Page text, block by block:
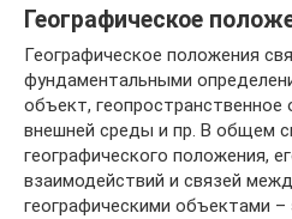
Географическое
Географическое положения
фундаментальными
объект,
внешней среды и пр. В общем
географического положения,
взаимодействий и связей
географическими объектами –